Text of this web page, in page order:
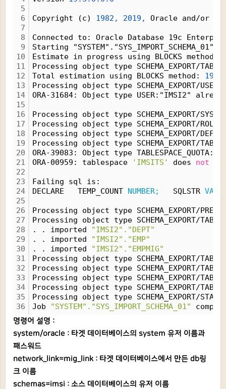
5
6
7
8
9
10
11
12
13
14
15
16
17
18
19
20
21
22
23
24
25
26
27
28
29
30
31
32
33
34
35
36
Copyright (c) 1982, 2019, Oracle and/or
Connected to: Oracle Database 19c
Starting
Estimate in progress using BLOCKS
Processing object type SCHEMA_EXPORT/TABLE/
Total estimation using BLOCKS method: 192
Processing object type SCHEMA_EXPORT/USER
ORA-31684: Object type USER:"IMSI2"
Processing object type SCHEMA_EXPORT/
Processing object type SCHEMA_EXPORT/
Processing object type SCHEMA_EXPORT/
Processing object type SCHEMA_EXPORT/
ORA-39083: Object type
ORA-00959: tablespace
'IMSITS' does not
Failing sql is:
DECLARE   TEMP_COUNT NUMBER; SQLSTR
Processing object type SCHEMA_EXPORT/
Processing object type SCHEMA_EXPORT/
. . imported
"IMSI2"."DEPT"
. . imported
"IMSI2"."EMP"
. . imported
"IMSI2"."EMPMIG"
Processing object type SCHEMA_EXPORT/TABLE/
Processing object type SCHEMA_EXPORT/
Processing object type SCHEMA_EXPORT/TABLE/
Processing object type SCHEMA_EXPORT/
Processing object type SCHEMA_EXPORT/
Job
"SYSTEM"."SYS_IMPORT_SCHEMA_01"
명령어 설명 :
system/oracle : 타겟 데이터베이스의 system 유저 이름과
패스워드
network_link=mig_link : 타겟 데이터베이스에서 만든 db링
크 이름
schemas=imsi : 소스 데이터베이스의 유저 이름